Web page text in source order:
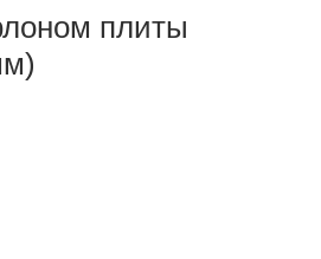
плиты